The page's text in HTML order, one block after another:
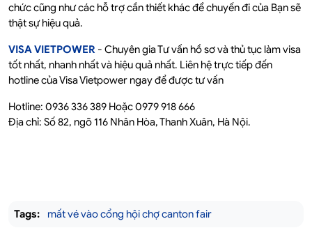
chức cũng như các hỗ trợ cần thiết khác để chuyến đi của Bạn sẽ
thật sự hiệu quả.
VISA VIETPOWER - Chuyên gia Tư vấn hồ sơ và thủ tục làm visa
tốt nhất, nhanh nhất và hiệu quả nhất. Liên hệ trực tiếp đến
hotline của Visa Vietpower ngay để được tư vấn
Hotline: 0936 336 389 Hoặc 0979 918 666
Địa chỉ: Số 82, ngõ 116 Nhân Hòa, Thanh Xuân, Hà Nội.
Tags: mất vé vào cổng hội chợ canton fair